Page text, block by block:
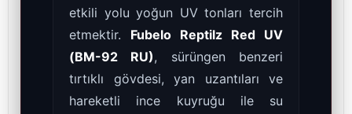
etkili yolu yoğun UV tonları tercih
etmektir. Fubelo Reptilz Red UV
(BM-92 RU), sürüngen benzeri
tırtıklı gövdesi, yan uzantıları ve
hareketli ince kuyruğu ile su